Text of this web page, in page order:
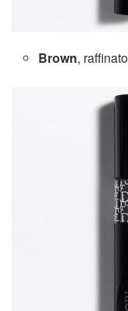
Brown,